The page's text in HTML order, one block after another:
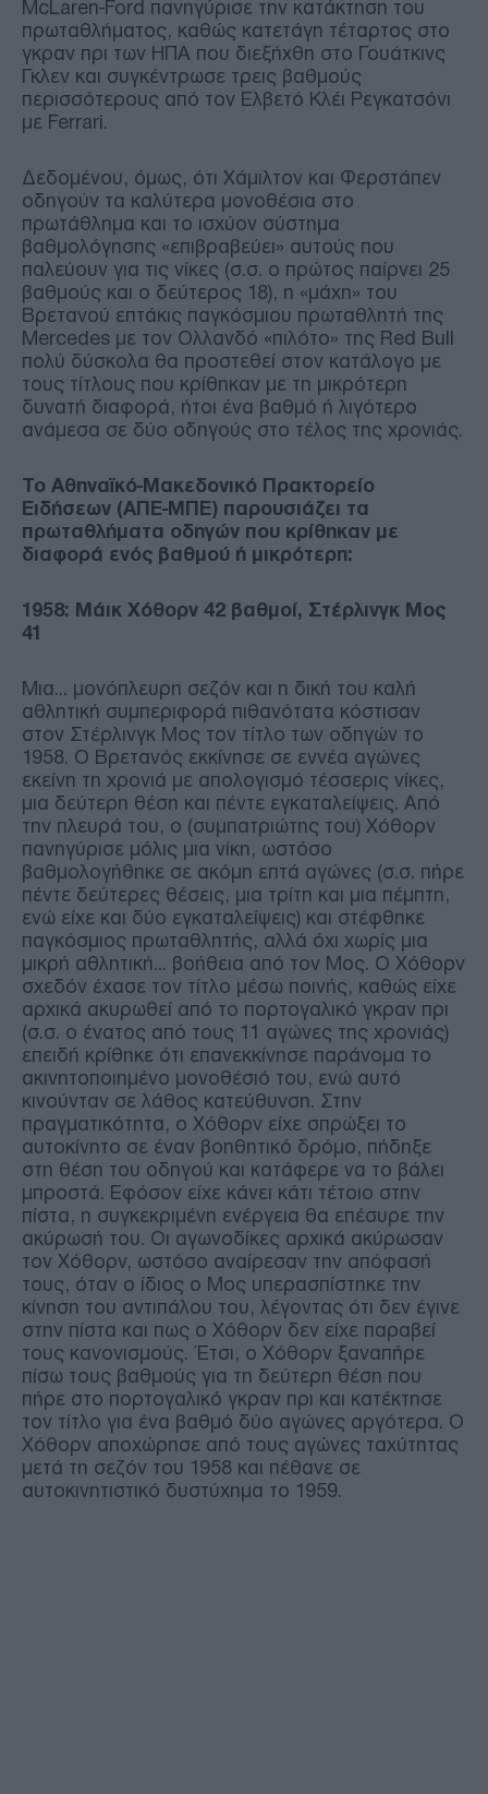
McLaren-Ford πανηγύρισε την κατάκτηση του
πρωταθλήματος, καθώς κατετάγη τέταρτος στο
γκραν πρι των ΗΠΑ που διεξήχθη στο Γουάτκινς
Γκλεν και συγκέντρωσε τρεις βαθμούς
περισσότερους από τον Ελβετό Κλέι Ρεγκατσόνι
με Ferrari.
Δεδομένου, όμως, ότι Χάμιλτον και Φερστάπεν
οδηγούν τα καλύτερα μονοθέσια στο
πρωτάθλημα και το ισχύον σύστημα
βαθμολόγησης «επιβραβεύει» αυτούς που
παλεύουν για τις νίκες (σ.σ. ο πρώτος παίρνει 25
βαθμούς και ο δεύτερος 18), η «μάχη» του
Βρετανού επτάκις παγκόσμιου πρωταθλητή της
Mercedes με τον Ολλανδό «πιλότο» της Red Bull
πολύ δύσκολα θα προστεθεί στον κατάλογο με
τους τίτλους που κρίθηκαν με τη μικρότερη
δυνατή διαφορά, ήτοι ένα βαθμό ή λιγότερο
ανάμεσα σε δύο οδηγούς στο τέλος της χρονιάς.
To Αθηναϊκό-Μακεδονικό Πρακτορείο
Ειδήσεων (ΑΠΕ-ΜΠΕ) παρουσιάζει τα
πρωταθλήματα οδηγών που κρίθηκαν με
διαφορά ενός βαθμού ή μικρότερη:
1958: Μάικ Χόθορν 42 βαθμοί, Στέρλινγκ Μος
41
Μια... μονόπλευρη σεζόν και η δική του καλή
αθλητική συμπεριφορά πιθανότατα κόστισαν
στον Στέρλινγκ Μος τον τίτλο των οδηγών το
1958. Ο Βρετανός εκκίνησε σε εννέα αγώνες
εκείνη τη χρονιά με απολογισμό τέσσερις νίκες,
μια δεύτερη θέση και πέντε εγκαταλείψεις. Από
την πλευρά του, ο (συμπατριώτης του) Χόθορν
πανηγύρισε μόλις μια νίκη, ωστόσο
βαθμολογήθηκε σε ακόμη επτά αγώνες (σ.σ. πήρε
πέντε δεύτερες θέσεις, μια τρίτη και μια πέμπτη,
ενώ είχε και δύο εγκαταλείψεις) και στέφθηκε
παγκόσμιος πρωταθλητής, αλλά όχι χωρίς μια
μικρή αθλητική... βοήθεια από τον Μος. Ο Χόθορν
σχεδόν έχασε τον τίτλο μέσω ποινής, καθώς είχε
αρχικά ακυρωθεί από το πορτογαλικό γκραν πρι
(σ.σ. ο ένατος από τους 11 αγώνες της χρονιάς)
επειδή κρίθηκε ότι επανεκκίνησε παράνομα το
ακινητοποιημένο μονοθέσιό του, ενώ αυτό
κινούνταν σε λάθος κατεύθυνση. Στην
πραγματικότητα, ο Χόθορν είχε σπρώξει το
αυτοκίνητο σε έναν βοηθητικό δρόμο, πήδηξε
στη θέση του οδηγού και κατάφερε να το βάλει
μπροστά. Εφόσον είχε κάνει κάτι τέτοιο στην
πίστα, η συγκεκριμένη ενέργεια θα επέσυρε την
ακύρωσή του. Οι αγωνοδίκες αρχικά ακύρωσαν
τον Χόθορν, ωστόσο αναίρεσαν την απόφασή
τους, όταν ο ίδιος ο Μος υπερασπίστηκε την
κίνηση του αντιπάλου του, λέγοντας ότι δεν έγινε
στην πίστα και πως ο Χόθορν δεν είχε παραβεί
τους κανονισμούς. Έτσι, ο Χόθορν ξαναπήρε
πίσω τους βαθμούς για τη δεύτερη θέση που
πήρε στο πορτογαλικό γκραν πρι και κατέκτησε
τον τίτλο για ένα βαθμό δύο αγώνες αργότερα. Ο
Χόθορν αποχώρησε από τους αγώνες ταχύτητας
μετά τη σεζόν του 1958 και πέθανε σε
αυτοκινητιστικό δυστύχημα το 1959.